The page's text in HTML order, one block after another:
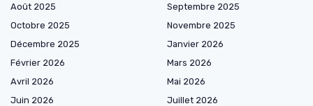
Août 2025
Septembre 2025
Octobre 2025
Novembre 2025
Décembre 2025
Janvier 2026
Février 2026
Mars 2026
Avril 2026
Mai 2026
Juin 2026
Juillet 2026